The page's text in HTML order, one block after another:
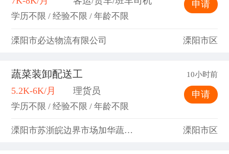
学历不限 / 经验不限 / 年龄不限
申请
溧阳市必达物流有限公司 溧阳市区
蔬菜装卸配送工 10小时前
5.2K-6K/月 理货员
学历不限 / 经验不限 / 年龄不限
申请
溧阳市苏浙皖边界市场加华蔬菜批发部 溧阳市区